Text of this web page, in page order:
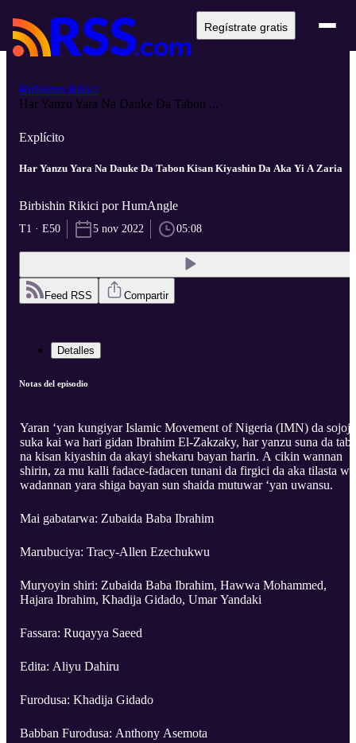
Regístrate gratis
Birbishin Rikici
Har Yanzu Yara Na Dauke Da Tabon ...
Explícito
Har Yanzu Yara Na Dauke Da Tabon Kisan Kiyashin Da Aka Yi A Zaria
Birbishin Rikici por HumAngle
T1 · E50 5 nov 2022 05:08
Feed RSS Compartir
Detalles
Notas del episodio
Yaran ‘yan kungiyar Islamic Movement of Nigeria (IMN) da sojoji
suka kai wa hari gidan Ibrahim El-Zakzaky, har yanzu suna da
na kisan kiyashin da akayi shekaru bayan harin. A cikin wannan
shirin, za mu kalli fadace-fadacen tunani da firgici da aka tilasta wa
wadannan yara shiga bayan sun shaida mutuwar ‘yan uwansu.
Mai gabatarwa: Zubaida Baba Ibrahim
Marubuciya: Tracy-Allen Ezechukwu
Muryoyin shiri: Zubaida Baba Ibrahim, Hawwa Mohammed,
Hajara Ibrahim, Khadija Gidado, Umar Yandaki
Fassara: Ruqayya Saeed
Edita: Aliyu Dahiru
Furodusa: Khadija Gidado
Babban Furodusa: Anthony Asemota